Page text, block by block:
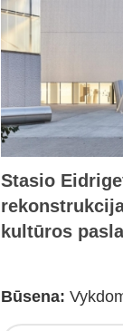
Stasio
kultūros
Būsena: